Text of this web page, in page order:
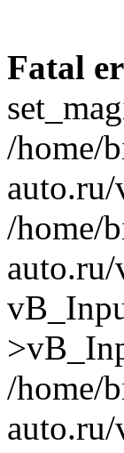
Fatal
/home/
auto.ru/
/home/
/home/